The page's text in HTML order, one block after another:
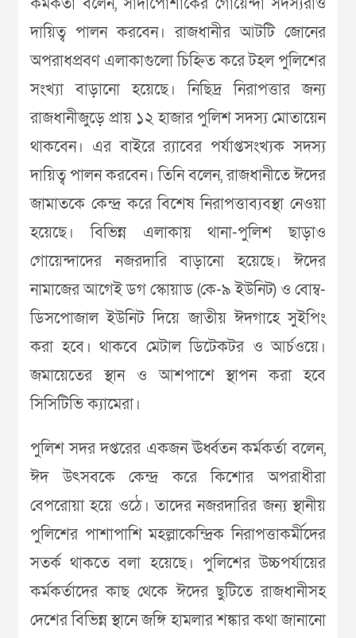
দায়িত্ব পালন করবেন। রাজধানীর আটটি জোনের
অপরাধপ্রবণ এলাকাগুলো চিহ্নিত করে টহল পুলিশের
সংখ্যা বাড়ানো হয়েছে। নিছিদ্র নিরাপত্তার জন্য
রাজধানীজুড়ে প্রায় ১২ হাজার পুলিশ সদস্য মোতায়েন
থাকবেন। এর বাইরে র‌্যাবের পর্যাপ্তসংখ্যক সদস্য
দায়িত্ব পালন করবেন। তিনি বলেন, রাজধানীতে ঈদের
জামাতকে কেন্দ্র করে বিশেষ নিরাপত্তাব্যবস্থা নেওয়া
হয়েছে। বিভিন্ন এলাকায় থানা-পুলিশ ছাড়াও
গোয়েন্দাদের নজরদারি বাড়ানো হয়েছে। ঈদের
নামাজের আগেই ডগ স্কোয়াড (কে-৯ ইউনিট) ও বোম্ব-
ডিসপোজাল ইউনিট দিয়ে জাতীয় ঈদগাহে সুইপিং
করা হবে। থাকবে মেটাল ডিটেকটর ও আর্চওয়ে।
জমায়েতের স্থান ও আশপাশে স্থাপন করা হবে
সিসিটিভি ক্যামেরা।
পুলিশ সদর দপ্তরের একজন ঊর্ধ্বতন কর্মকর্তা বলেন,
ঈদ উৎসবকে কেন্দ্র করে কিশোর অপরাধীরা
বেপরোয়া হয়ে ওঠে। তাদের নজরদারির জন্য স্থানীয়
পুলিশের পাশাপাশি মহল্লাকেন্দ্রিক নিরাপত্তাকর্মীদের
সতর্ক থাকতে বলা হয়েছে। পুলিশের উচ্চপর্যায়ের
কর্মকর্তাদের কাছ থেকে ঈদের ছুটিতে রাজধানীসহ
দেশের বিভিন্ন স্থানে জঙ্গি হামলার শঙ্কার কথা জানানো